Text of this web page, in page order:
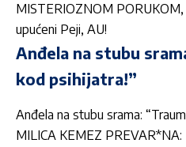
MISTERIOZNOM
upućeni Peji, AU!
Anđela na stubu
kod psihijatra!”
Anđela na stubu srama:
MILICA KEMEZ